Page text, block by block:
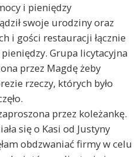
i pieniędzy
swoje urodziny oraz
i gości restauracji łącznie
Grupa licytacyjna
przez Magdę żeby
rzeczy, których było
przez koleżankę.
się o Kasi od Justyny
obdzwaniać firmy w celu